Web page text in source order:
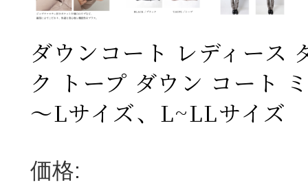
ダウンコート レディース
ク トープ ダウン コート
～Lサイズ、L~LLサイズ
価格: